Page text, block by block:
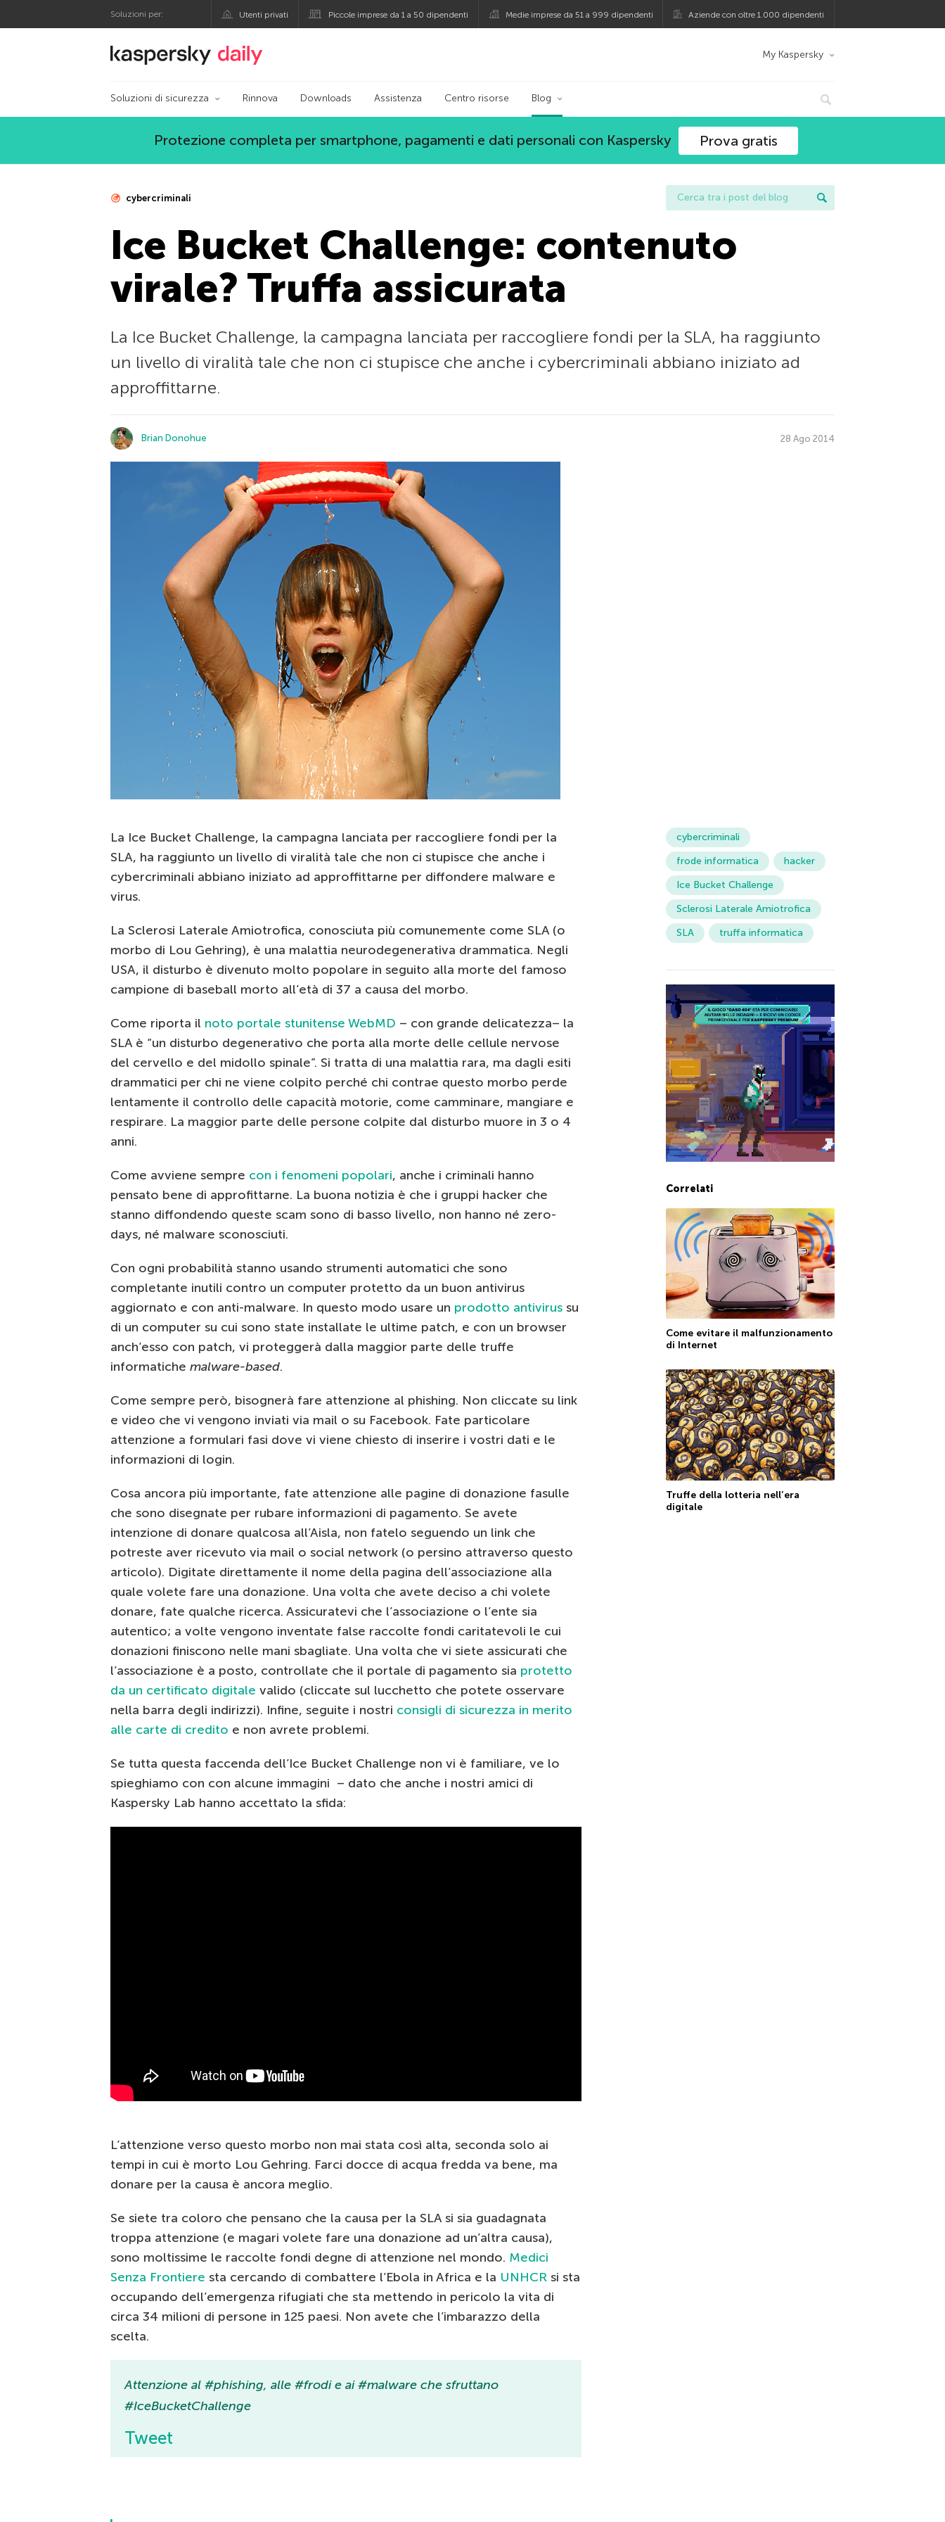
Soluzioni per: Utenti privati Piccole imprese da 1 a 50 dipendenti Medie imprese da 51 a 999 dipendenti Aziende con oltre 1.000 dipendenti
Blog ufficiale di Kaspersky My Kaspersky
Soluzioni di sicurezza Rinnova Downloads Assistenza Centro risorse Blog
Protezione completa per smartphone, pagamenti e dati personali con Kaspersky Prova gratis
cybercriminali
Ice Bucket Challenge: contenuto
virale? Truffa assicurata
La Ice Bucket Challenge, la campagna lanciata per raccogliere fondi per la SLA, ha raggiunto
un livello di viralità tale che non ci stupisce che anche i cybercriminali abbiano iniziato ad
approffittarne.
Brian Donohue 28 Ago 2014
La Ice Bucket Challenge, la campagna lanciata per raccogliere fondi per la
SLA, ha raggiunto un livello di viralità tale che non ci stupisce che anche i
cybercriminali abbiano iniziato ad approffittarne per diffondere malware e
virus.
La Sclerosi Laterale Amiotrofica, conosciuta più comunemente come SLA (o
morbo di Lou Gehring), è una malattia neurodegenerativa drammatica. Negli
USA, il disturbo è divenuto molto popolare in seguito alla morte del famoso
campione di baseball morto all’età di 37 a causa del morbo.
Come riporta il noto portale stunitense WebMD – con grande delicatezza– la
SLA è “un disturbo degenerativo che porta alla morte delle cellule nervose
del cervello e del midollo spinale”. Si tratta di una malattia rara, ma dagli esiti
drammatici per chi ne viene colpito perché chi contrae questo morbo perde
lentamente il controllo delle capacità motorie, come camminare, mangiare e
respirare. La maggior parte delle persone colpite dal disturbo muore in 3 o 4
anni.
Come avviene sempre con i fenomeni popolari, anche i criminali hanno
pensato bene di approfittarne. La buona notizia è che i gruppi hacker che
stanno diffondendo queste scam sono di basso livello, non hanno né zero-
days, né malware sconosciuti.
Con ogni probabilità stanno usando strumenti automatici che sono
completante inutili contro un computer protetto da un buon antivirus
aggiornato e con anti-malware. In questo modo usare un prodotto antivirus su
di un computer su cui sono state installate le ultime patch, e con un browser
anch’esso con patch, vi proteggerà dalla maggior parte delle truffe
informatiche malware-based.
Come sempre però, bisognerà fare attenzione al phishing. Non cliccate su link
e video che vi vengono inviati via mail o su Facebook. Fate particolare
attenzione a formulari fasi dove vi viene chiesto di inserire i vostri dati e le
informazioni di login.
Cosa ancora più importante, fate attenzione alle pagine di donazione fasulle
che sono disegnate per rubare informazioni di pagamento. Se avete
intenzione di donare qualcosa all’Aisla, non fatelo seguendo un link che
potreste aver ricevuto via mail o social network (o persino attraverso questo
articolo). Digitate direttamente il nome della pagina dell’associazione alla
quale volete fare una donazione. Una volta che avete deciso a chi volete
donare, fate qualche ricerca. Assicuratevi che l’associazione o l’ente sia
autentico; a volte vengono inventate false raccolte fondi caritatevoli le cui
donazioni finiscono nelle mani sbagliate. Una volta che vi siete assicurati che
l’associazione è a posto, controllate che il portale di pagamento sia protetto
da un certificato digitale valido (cliccate sul lucchetto che potete osservare
nella barra degli indirizzi). Infine, seguite i nostri consigli di sicurezza in merito
alle carte di credito e non avrete problemi.
Se tutta questa faccenda dell’Ice Bucket Challenge non vi è familiare, ve lo
spieghiamo con con alcune immagini – dato che anche i nostri amici di
Kaspersky Lab hanno accettato la sfida:
L’attenzione verso questo morbo non mai stata così alta, seconda solo ai
tempi in cui è morto Lou Gehring. Farci docce di acqua fredda va bene, ma
donare per la causa è ancora meglio.
Se siete tra coloro che pensano che la causa per la SLA si sia guadagnata
troppa attenzione (e magari volete fare una donazione ad un’altra causa),
sono moltissime le raccolte fondi degne di attenzione nel mondo. Medici
Senza Frontiere sta cercando di combattere l’Ebola in Africa e la UNHCR si sta
occupando dell’emergenza rifugiati che sta mettendo in pericolo la vita di
circa 34 milioni di persone in 125 paesi. Non avete che l’imbarazzo della
scelta.
Attenzione al #phishing, alle #frodi e ai #malware che sfruttano
#IceBucketChallenge
Tweet
cybercriminali
frode informatica
hacker
Ice Bucket Challenge
Sclerosi Laterale Amiotrofica
SLA
truffa informatica
Correlati
Come evitare il malfunzionamento
di Internet
Truffe della lotteria nell’era
digitale